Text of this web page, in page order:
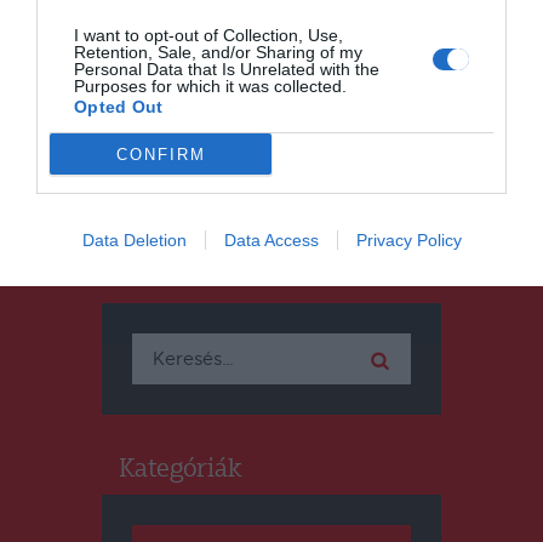
I want to opt-out of Collection, Use,
Retention, Sale, and/or Sharing of my
Personal Data that Is Unrelated with the
Purposes for which it was collected.
Opted Out
CONFIRM
Data Deletion Data Access Privacy Policy
műsorszüneteltetésre
büntette a CNA a Naşul TV-t
Keresés:
Kategóriák